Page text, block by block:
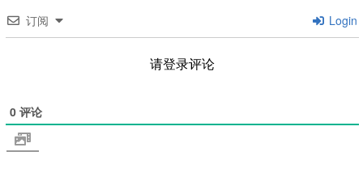
订阅 Login
请登录评论
0 评论